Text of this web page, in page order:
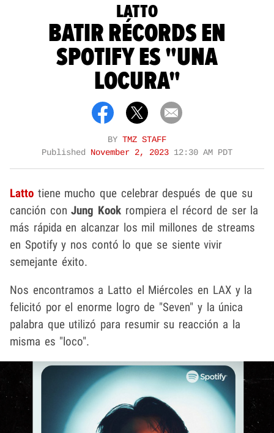
LATTO
BATIR RÉCORDS EN
SPOTIFY ES "UNA
LOCURA"
BY TMZ STAFF
Published
November 2, 2023 12:30 AM PDT
Latto tiene mucho que celebrar después de que su
canción conJung Kook rompiera el récord de ser la
más rápida en alcanzar los mil millones de streams
en Spotify y nos contó lo que se siente vivir
semejante éxito.
Nos encontramos a Latto el Miércoles en LAX y la
felicitó por el enorme logro de "Seven" y la única
palabra que utilizó para resumir su reacción a la
misma es "loco".